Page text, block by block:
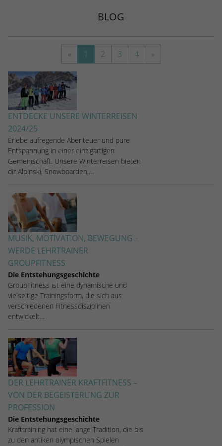
BLOG
« 1 2 3 4 »
ENTDECKE UNSERE WINTERREISEN
2024/25
Erlebe aufregende Abenteuer und pure
Entspannung in einer einzigartigen
Gemeinschaft. Unsere Winterreisen bieten
dir Alpinski, Snowboarden,…
MUSIK, MOTIVATION, BEWEGUNG –
WERDE LEHRTRAINER
GROUPFITNESS
Die Entstehungsgeschichte
GroupFitness ist eine dynamische und
vielseitige Trainingsform, die sich aus
verschiedenen Fitnessdisziplinen
entwickelt…
DER LEHRTRAINER KRAFTFITNESS –
VON DER BEGEISTERUNG ZUR
PROFESSION
Die Entstehungsgeschichte
Krafttraining hat eine lange Tradition, die bis
zu den antiken olympischen Spielen